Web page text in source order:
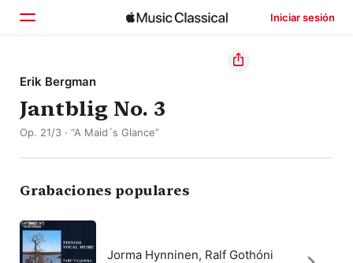
Iniciar sesión
Inicio
Explorar
Erik Bergman
Jantblig No. 3
Op. 21/3 · “A Maid´s Glance”
Grabaciones populares
Jorma Hynninen, Ralf Gothóni